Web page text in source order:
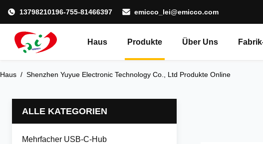
13798210196-755-81466397 emicco_lei@emicco.com
Haus Produkte Über Uns
Haus / Shenzhen Yuyue Electronic Technology Co., Ltd Produkte Online
ALLE KATEGORIEN
Mehrfacher USB-C-Hub